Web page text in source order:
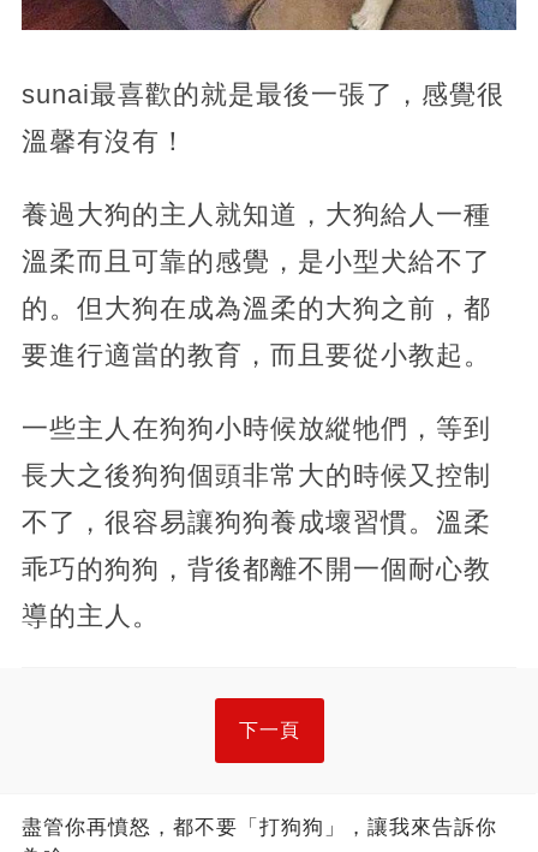
sunai最喜歡的就是最後一張了，感覺很
溫馨有沒有！
養過大狗的主人就知道，大狗給人一種
溫柔而且可靠的感覺，是小型犬給不了
的。但大狗在成為溫柔的大狗之前，都
要進行適當的教育，而且要從小教起。
一些主人在狗狗小時候放縱牠們，等到
長大之後狗狗個頭非常大的時候又控制
不了，很容易讓狗狗養成壞習慣。溫柔
乖巧的狗狗，背後都離不開一個耐心教
導的主人。
下一頁
盡管你再憤怒，都不要「打狗狗」，讓我來告訴你